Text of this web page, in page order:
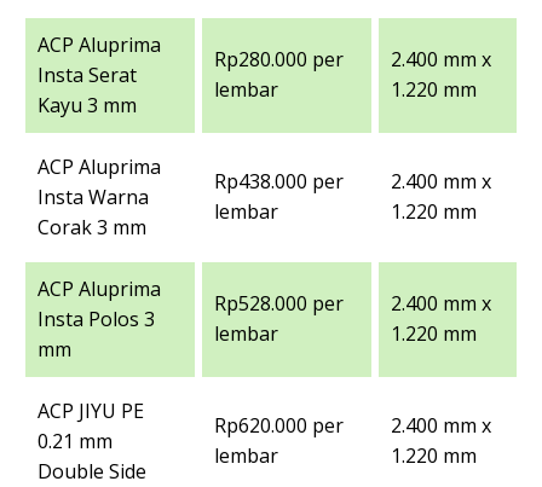
ACP Aluprima
Insta Serat
Kayu 3 mm
Rp280.000 per
lembar
2.400 mm x
1.220 mm
ACP Aluprima
Insta Warna
Corak 3 mm
Rp438.000 per
lembar
2.400 mm x
1.220 mm
ACP Aluprima
Insta Polos 3
mm
Rp528.000 per
lembar
2.400 mm x
1.220 mm
ACP JIYU PE
0.21 mm
Double Side
Rp620.000 per
lembar
2.400 mm x
1.220 mm